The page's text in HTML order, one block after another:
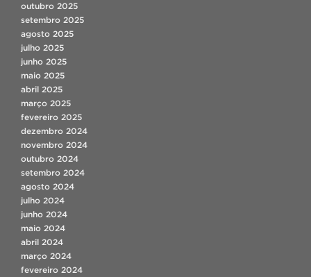
outubro 2025
setembro 2025
agosto 2025
julho 2025
junho 2025
maio 2025
abril 2025
março 2025
fevereiro 2025
dezembro 2024
novembro 2024
outubro 2024
setembro 2024
agosto 2024
julho 2024
junho 2024
maio 2024
abril 2024
março 2024
fevereiro 2024